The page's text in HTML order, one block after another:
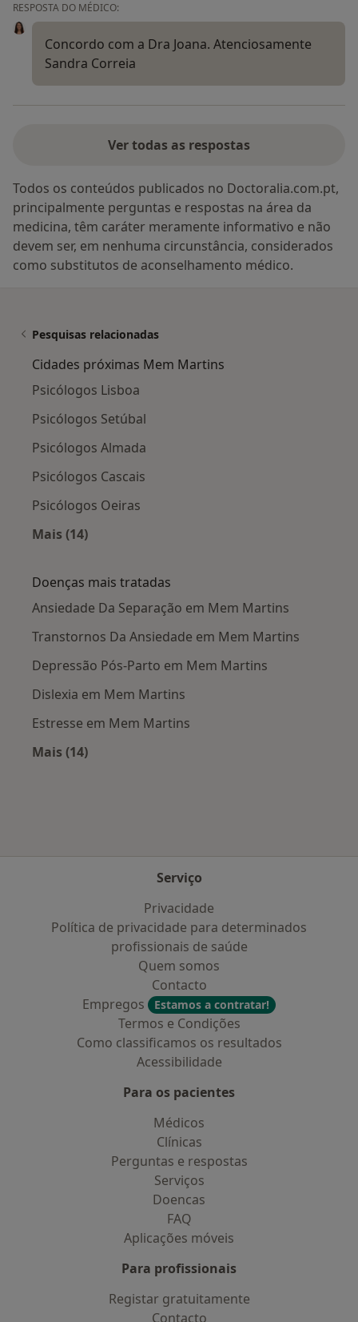
RESPOSTA DO MÉDICO:
Concordo com a Dra Joana. Atenciosamente
Sandra Correia
Ver todas as respostas
Todos os conteúdos publicados no Doctoralia.com.pt,
principalmente perguntas e respostas na área da
medicina, têm caráter meramente informativo e não
devem ser, em nenhuma circunstância, considerados
como substitutos de aconselhamento médico.
Pesquisas relacionadas
Cidades próximas Mem Martins
Psicólogos Lisboa
Psicólogos Setúbal
Psicólogos Almada
Psicólogos Cascais
Psicólogos Oeiras
Mais (14)
Doenças mais tratadas
Ansiedade Da Separação em Mem Martins
Transtornos Da Ansiedade em Mem Martins
Depressão Pós-Parto em Mem Martins
Dislexia em Mem Martins
Estresse em Mem Martins
Mais (14)
Serviço
Privacidade
Política de privacidade para determinados
profissionais de saúde
Quem somos
Contacto
Empregos
Estamos a contratar!
Termos e Condições
Como classificamos os resultados
Acessibilidade
Para os pacientes
Médicos
Clínicas
Perguntas e respostas
Serviços
Doencas
FAQ
Aplicações móveis
Para profissionais
Registar gratuitamente
Contacto